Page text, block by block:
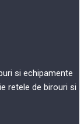
si echipamente
retele de birouri si